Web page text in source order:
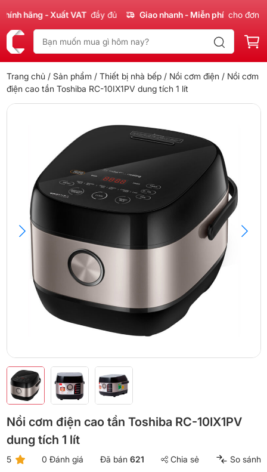
hãng - Xuất VAT đầy đủ Giao nhanh - Miễn phí cho đơn 300k
Trang chủ / Sản phẩm / Thiết bị nhà bếp/ Nồi cơm điện / Nồi cơm
điện cao tần Toshiba RC-10IX1PV dung tích 1 lít
Nồi cơm điện cao tần Toshiba RC-10IX1PV
dung tích 1 lít
5 0 Đánh giá Đã bán 621 Chia sẻ So sánh